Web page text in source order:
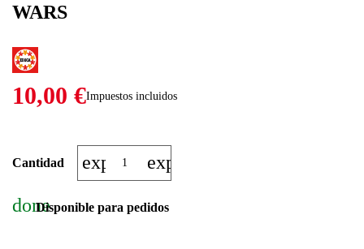
WARS
10,00 €Impuestos incluidos
Cantidad expand_moreexpand_less
doneDisponible para pedidos